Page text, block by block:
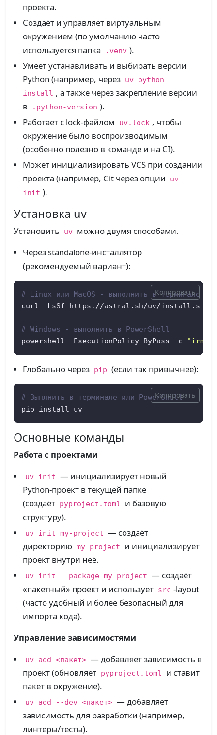
проекта.
Создаёт и управляет виртуальным
окружением (по умолчанию часто
используется папка
.venv ).
Умеет устанавливать и выбирать версии
Python (например, через uv python
install , а также через закрепление версии
в
.python-version ).
Работает с lock-файлом
uv.lock , чтобы
окружение было воспроизводимым
(особенно полезно в команде и на CI).
Может инициализировать VCS при создании
проекта (например, Git через опции
uv
init ).​
Установка uv
Установить uv
можно двумя способами.
Через standalone-инсталлятор
(рекомендуемый вариант):
# Linux или MacOS - выполнить в терминале
curl -LsSf https://astral.sh/uv/install.sh |
# Windows - выполнить в PowerShell
powershell -ExecutionPolicy ByPass -c
"irm
Копировать
Глобально через pip (если так привычнее):
# Выплнить в терминале или PowerShell
pip install uv
Копировать
Основные команды
Работа с проектами
uv init — инициализирует новый
Python‑проект в текущей папке
(создаёт pyproject.toml
и базовую
структуру).​
uv init my-project — создаёт
директорию my-project
и инициализирует
проект внутри неё.​
uv init --package my-project — создаёт
«пакетный» проект и использует src -layout
(часто удобный и более безопасный для
импорта кода).​
Управление зависимостями
uv add <пакет> — добавляет зависимость в
проект (обновляет pyproject.toml
и ставит
пакет в окружение).​
uv add --dev <пакет> — добавляет
зависимость для разработки (например,
линтеры/тесты).​